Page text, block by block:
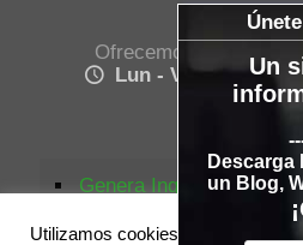
Ofrecemos soporte a
Lun - Vie 8:00am -
Genera Ingresos
Blog
Un
Descarga
un Blog,
Utilizamos cookies propias y de